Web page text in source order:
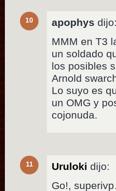
10 apophys dijo:
MMM en T3
un soldado
los posibles
Arnold
Lo suyo es
un OMG y
cojonuda.
11 Uruloki dijo:
Go!,